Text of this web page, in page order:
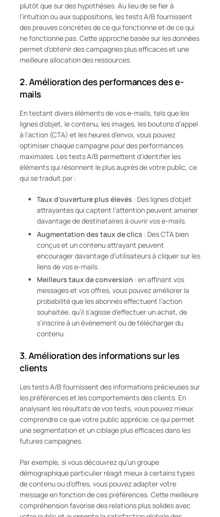
plutôt que sur des hypothèses. Au lieu de se fier à
l’intuition ou aux suppositions, les tests A/B fournissent
des preuves concrètes de ce qui fonctionne et de ce qui
ne fonctionne pas. Cette approche basée sur les données
permet d’obtenir des campagnes plus efficaces et une
meilleure allocation des ressources.
2.Amélioration des performances des e-
mails
En testant divers éléments de vos e-mails, tels que les
lignes d’objet, le contenu, les images, les boutons d’appel
à l’action (CTA) et les heures d’envoi, vous pouvez
optimiser chaque campagne pour des performances
maximales. Les tests A/B permettent d’identifier les
éléments qui résonnent le plus auprès de votre public, ce
qui se traduit par :
Taux d’ouverture plus élevés : Des lignes d’objet
attrayantes qui captent l’attention peuvent amener
davantage de destinataires à ouvrir vos e-mails.
Augmentation des taux de clics : Des CTA bien
conçus et un contenu attrayant peuvent
encourager davantage d’utilisateurs à cliquer sur les
liens de vos e-mails.
Meilleurs taux de conversion : en affinant vos
messages et vos offres, vous pouvez améliorer la
probabilité que les abonnés effectuent l’action
souhaitée, qu’il s’agisse d’effectuer un achat, de
s’inscrire à un événement ou de télécharger du
contenu.
3.Amélioration des informations sur les
clients
Les tests A/B fournissent des informations précieuses sur
les préférences et les comportements des clients. En
analysant les résultats de vos tests, vous pouvez mieux
comprendre ce que votre public apprécie, ce qui permet
une segmentation et un ciblage plus efficaces dans les
futures campagnes.
Par exemple, si vous découvrez qu’un groupe
démographique particulier réagit mieux à certains types
de contenu ou d’offres, vous pouvez adapter votre
message en fonction de ces préférences. Cette meilleure
compréhension favorise des relations plus solides avec